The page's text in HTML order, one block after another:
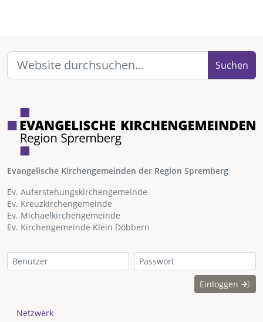
Suchen
Evangelische Kirchengemeinden der Region Spremberg
Ev. Auferstehungskirchengemeinde
Ev. Kreuzkirchengemeinde
Ev. Michaelkirchengemeinde
Ev. Kirchengemeinde Klein Döbbern
Einloggen
Netzwerk